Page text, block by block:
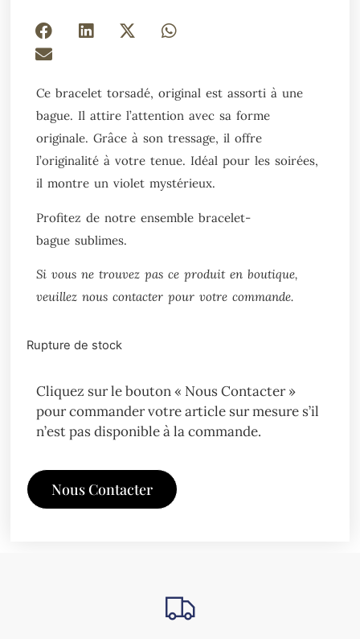
Ce bracelet torsadé, original est assorti à une
bague. Il attire l’attention avec sa forme
originale. Grâce à son tressage, il offre
l’originalité à votre tenue. Idéal pour les soirées,
il montre un violet mystérieux.
Profitez de notre ensemble bracelet-
bague sublimes.
Si vous ne trouvez pas ce produit en boutique,
veuillez nous contacter pour votre commande.
Rupture de stock
Cliquez sur le bouton « Nous Contacter »
pour commander votre article sur mesure s’il
n’est pas disponible à la commande.
Nous Contacter